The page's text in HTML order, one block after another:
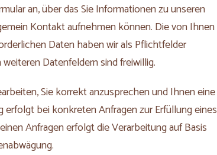
an, über das Sie Informationen zu unseren
Kontakt aufnehmen können. Die von Ihnen
Daten haben wir als Pflichtfelder
Datenfeldern sind freiwillig.
Sie korrekt anzusprechen und Ihnen eine
bei konkreten Anfragen zur Erfüllung eines
Anfragen erfolgt die Verarbeitung auf Basis